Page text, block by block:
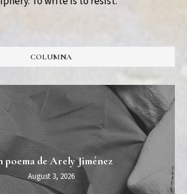
COLUMNA
poema de Arely Jiménez
August 3, 2026